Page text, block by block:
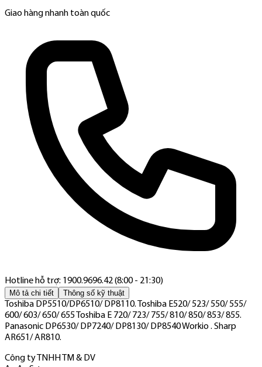
Giao hàng nhanh toàn quốc
Hotline hỗ trợ: 1900.9696.42 (8:00 - 21:30)
Mô tả chi tiết Thông số kỹ thuật
Toshiba DP5510/DP6510/ DP8110. Toshiba E520/ 523/ 550/ 555/
600/ 603/ 650/ 655 Toshiba E 720/ 723/ 755/ 810/ 850/ 853/ 855.
Panasonic DP6530/ DP7240/ DP8130/ DP8540 Workio . Sharp
AR651/ AR810.
Công ty TNHH TM & DV